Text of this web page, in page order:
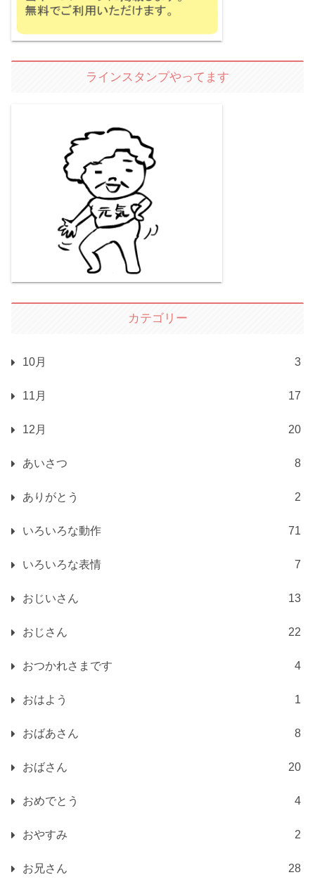
ラインスタンプやってます
カテゴリー
10月 3
11月 17
12月 20
あいさつ 8
ありがとう 2
いろいろな動作 71
いろいろな表情 7
おじいさん 13
おじさん 22
おつかれさまです 4
おはよう 1
おばあさん 8
おばさん 20
おめでとう 4
おやすみ 2
お兄さん 28